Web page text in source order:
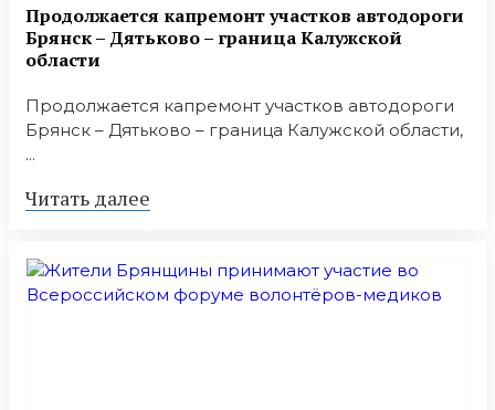
Продолжается капремонт участков автодороги
Брянск – Дятьково – граница Калужской
области
Продолжается капремонт участков автодороги
Брянск – Дятьково – граница Калужской области,
...
Читать далее